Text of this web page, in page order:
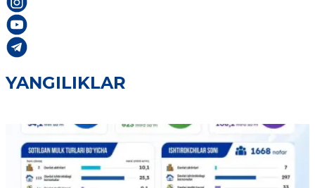
YANGILIKLAR